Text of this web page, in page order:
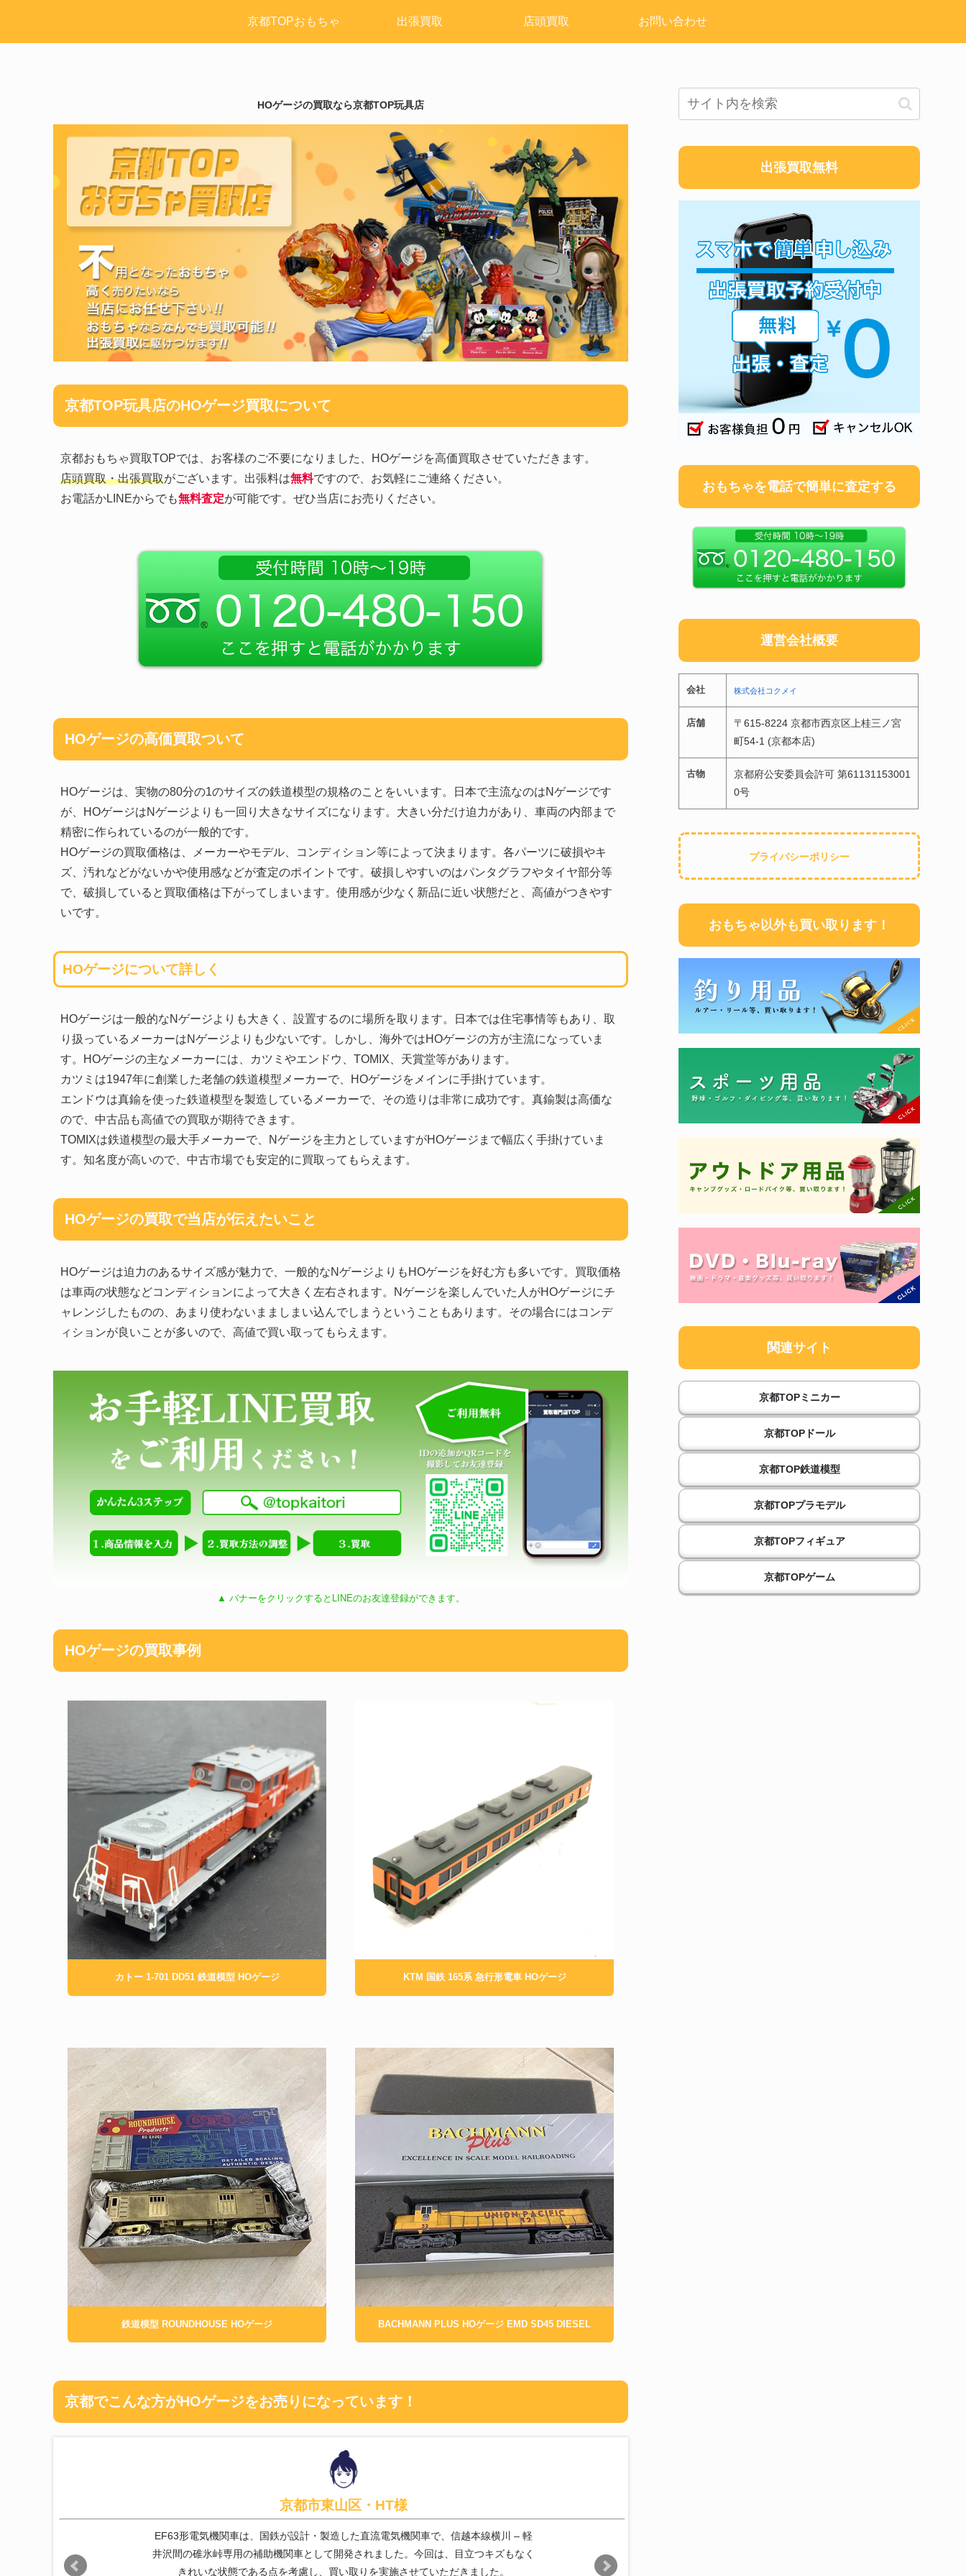
京都TOPおもちゃ 出張買取 店頭買取 お問い合わせ
HOゲージの買取なら京都TOP玩具店
京都TOP玩具店のHOゲージ買取について
京都おもちゃ買取TOPでは、お客様のご不要になりました、HOゲージを高価買取させていただきます。
店頭買取・出張買取がございます。出張料は無料ですので、お気軽にご連絡ください。
お電話かLINEからでも無料査定が可能です。ぜひ当店にお売りください。
HOゲージの高価買取ついて
HOゲージは、実物の80分の1のサイズの鉄道模型の規格のことをいいます。日本で主流なのはNゲージです
が、HOゲージはNゲージよりも一回り大きなサイズになります。大きい分だけ迫力があり、車両の内部まで
精密に作られているのが一般的です。
HOゲージの買取価格は、メーカーやモデル、コンディション等によって決まります。各パーツに破損やキ
ズ、汚れなどがないかや使用感などが査定のポイントです。破損しやすいのはパンタグラフやタイヤ部分等
で、破損していると買取価格は下がってしまいます。使用感が少なく新品に近い状態だと、高値がつきやす
いです。
HOゲージについて詳しく
HOゲージは一般的なNゲージよりも大きく、設置するのに場所を取ります。日本では住宅事情等もあり、取
り扱っているメーカーはNゲージよりも少ないです。しかし、海外ではHOゲージの方が主流になっていま
す。HOゲージの主なメーカーには、カツミやエンドウ、TOMIX、天賞堂等があります。
カツミは1947年に創業した老舗の鉄道模型メーカーで、HOゲージをメインに手掛けています。
エンドウは真鍮を使った鉄道模型を製造しているメーカーで、その造りは非常に成功です。真鍮製は高価な
ので、中古品も高値での買取が期待できます。
TOMIXは鉄道模型の最大手メーカーで、Nゲージを主力としていますがHOゲージまで幅広く手掛けていま
す。知名度が高いので、中古市場でも安定的に買取ってもらえます。
HOゲージの買取で当店が伝えたいこと
HOゲージは迫力のあるサイズ感が魅力で、一般的なNゲージよりもHOゲージを好む方も多いです。買取価格
は車両の状態などコンディションによって大きく左右されます。Nゲージを楽しんでいた人がHOゲージにチ
ャレンジしたものの、あまり使わないまましまい込んでしまうということもあります。その場合にはコンデ
ィションが良いことが多いので、高値で買い取ってもらえます。
▲ バナーをクリックするとLINEのお友達登録ができます。
HOゲージの買取事例
カトー 1-701 DD51 鉄道模型 HOゲージ KTM 国鉄 165系 急行形電車 HOゲージ
鉄道模型 ROUNDHOUSE HOゲージ BACHMANN PLUS HOゲージ EMD SD45 DIESEL
京都でこんな方がHOゲージをお売りになっています！
京都市東山区・HT様
EF63形電気機関車は、国鉄が設計・製造した直流電気機関車で、信越本線横川 – 軽
井沢間の碓氷峠専用の補助機関車として開発されました。今回は、目立つキズもなく
きれいな状態である点を考慮し、買い取りを実施させていただきました。
出張買取無料
おもちゃを電話で簡単に査定する
運営会社概要
会社 株式会社コクメイ
店舗
〒615-8224 京都市西京区上桂三ノ宮
町54-1 (京都本店)
古物
京都府公安委員会許可 第61131153001
0号
プライバシーポリシー
おもちゃ以外も買い取ります！
関連サイト
京都TOPミニカー
京都TOPドール
京都TOP鉄道模型
京都TOPプラモデル
京都TOPフィギュア
京都TOPゲーム